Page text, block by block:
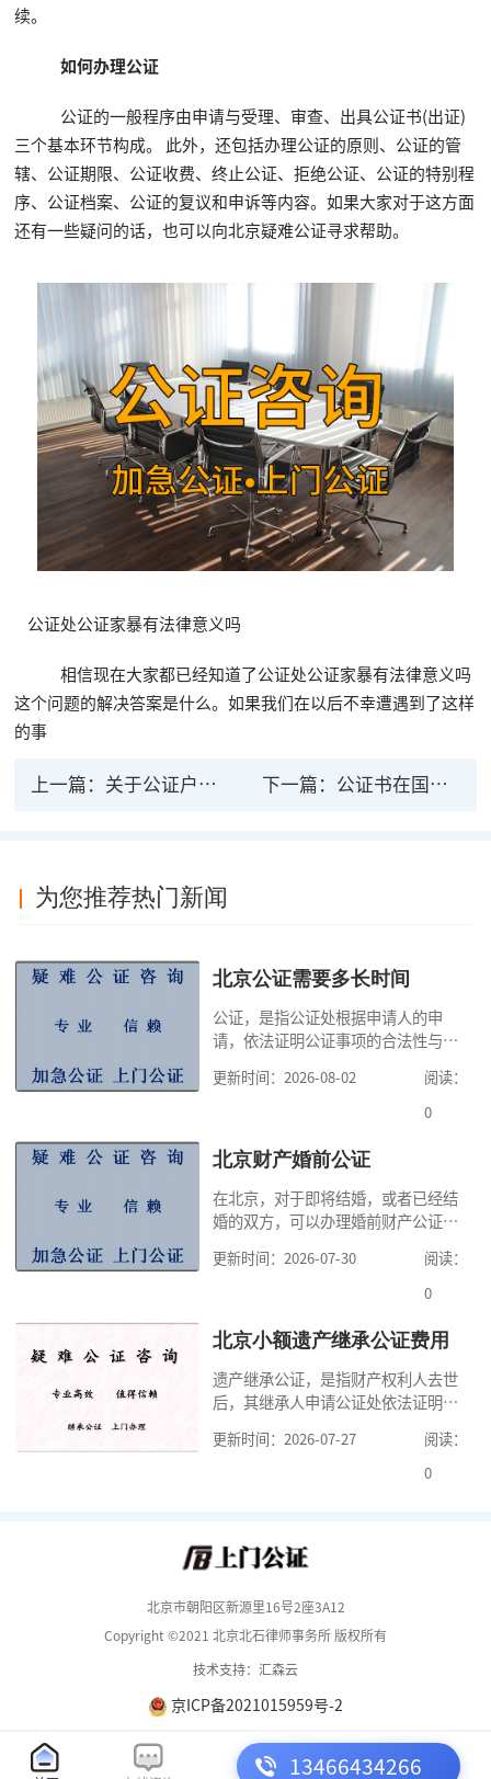
续。
如何办理公证
公证的一般程序由申请与受理、审查、出具公证书(出证)
三个基本环节构成。 此外，还包括办理公证的原则、公证的管
辖、公证期限、公证收费、终止公证、拒绝公证、公证的特别程
序、公证档案、公证的复议和申诉等内容。如果大家对于这方面
还有一些疑问的话，也可以向北京疑难公证寻求帮助。
公证处公证家暴有法律意义吗
相信现在大家都已经知道了公证处公证家暴有法律意义吗
这个问题的解决答案是什么。如果我们在以后不幸遭遇到了这样
的事
上一篇： 关于公证户口本的法律效力应该知道的那几件事 下一篇： 公证书在国外有法律效力吗
为您推荐热门新闻
北京公证需要多长时间
公证，是指公证处根据申请人的申
请，依法证明公证事项的合法性与真
高公证事项的效力，固定证据，但是
很多人不知道在北京办理公证需要多
家，办理公证的时候除了需要按照公
道北京公证需要什么材料,北京公证需
要多少钱？北京公
更新时间：2026-08-02
阅读：
0
北京财产婚前公证
在北京，对于即将结婚，或者已经结
婚的双方，可以办理婚前财产公证，
式，可以避免个人财产引发的纠纷，
但是，在北京办理婚前财产公证，除
料外，公证咨询告诉大家，我们有必
京婚前财产公证机构？了解这些不仅
有利于我们根
更新时间：2026-07-30
阅读：
0
北京小额遗产继承公证费用
遗产继承公证，是指财产权利人去世
后，其继承人申请公证处依法证明继
的证明活动。通过公证，继承人可以
拿着享有继承权的公证书办理遗产过
费。我们在办理继承公证的时候，需
更新时间：2026-07-27
阅读：
0
13466434266
北京市朝阳区新源里16号2座3A12
Copyright ©2021 北京北石律师事务所 版权所有
技术支持：汇森云
京ICP备2021015959号-2